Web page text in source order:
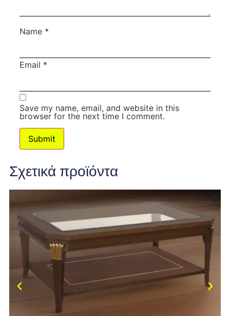
Name *
Email *
Save my name, email, and website in this
browser for the next time I comment.
Σχετικά προϊόντα